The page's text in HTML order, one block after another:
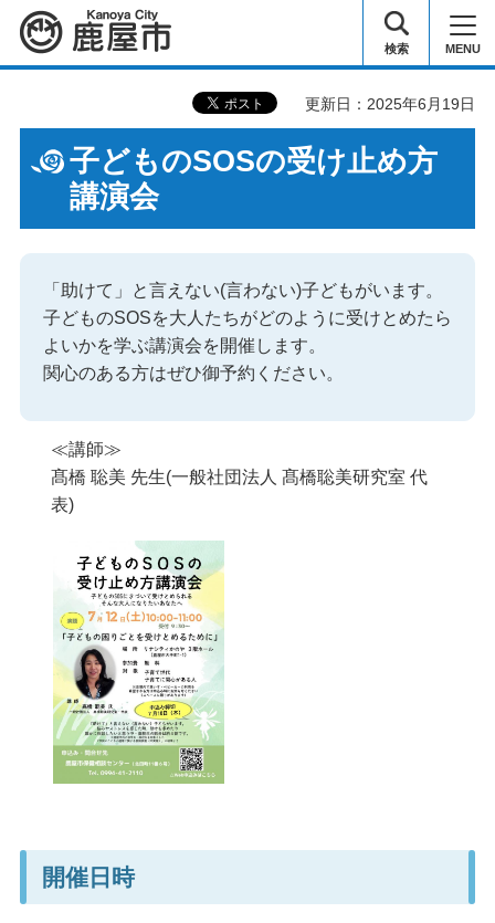
鹿屋市 検索 MENU
更新日：2025年6月19日
子どものSOSの受け止め方
講演会
「助けて」と言えない(言わない)子どもがいます。
子どものSOSを大人たちがどのように受けとめたら
よいかを学ぶ講演会を開催します。
関心のある方はぜひ御予約ください。
≪講師≫
髙橋 聡美 先生(一般社団法人 髙橋聡美研究室 代
表)
開催日時